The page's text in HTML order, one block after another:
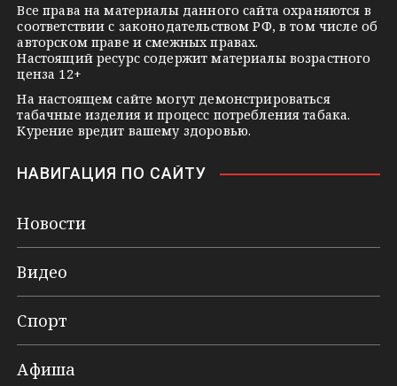
k
i
Все права на материалы данного сайта охраняются в
соответствии с законодательством РФ, в том числе об
авторском праве и смежных правах.
Настоящий ресурс содержит материалы возрастного
ценза 12+
На настоящем сайте могут демонстрироваться
табачные изделия и процесс потребления табака.
Курение вредит вашему здоровью.
НАВИГАЦИЯ ПО САЙТУ
Новости
Видео
Спорт
Афиша